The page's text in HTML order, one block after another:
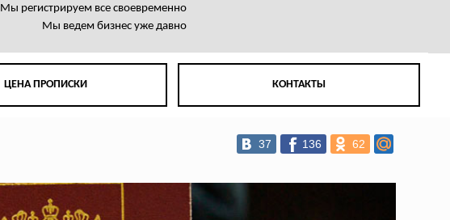
Мы регистрируем все своевременно
Мы ведем бизнес уже давно
ЦЕНА ПРОПИСКИ КОНТАКТЫ
37 136 62